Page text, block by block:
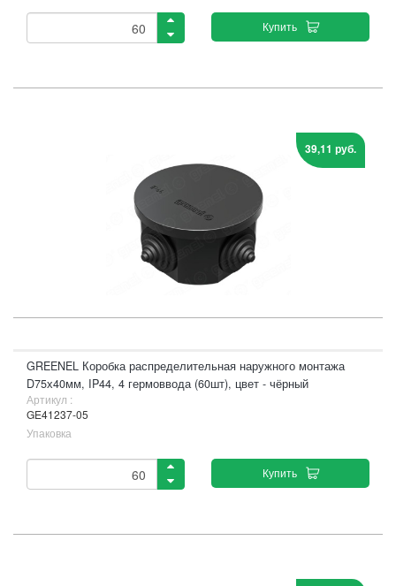
Купить
39,11 руб.
GREENEL Коробка распределительная наружного монтажа
D75х40мм, IP44, 4 гермоввода (60шт), цвет - чёрный
Артикул :
GE41237-05
Упаковка
Купить